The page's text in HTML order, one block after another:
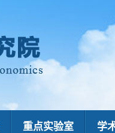
重点实验室 学